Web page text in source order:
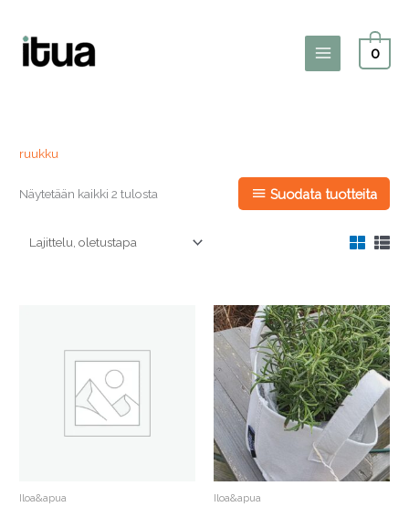
Main
0
ruukku
Näytetään kaikki 2 tulosta Suodata tuotteita
Iloa&apua Iloa&apua